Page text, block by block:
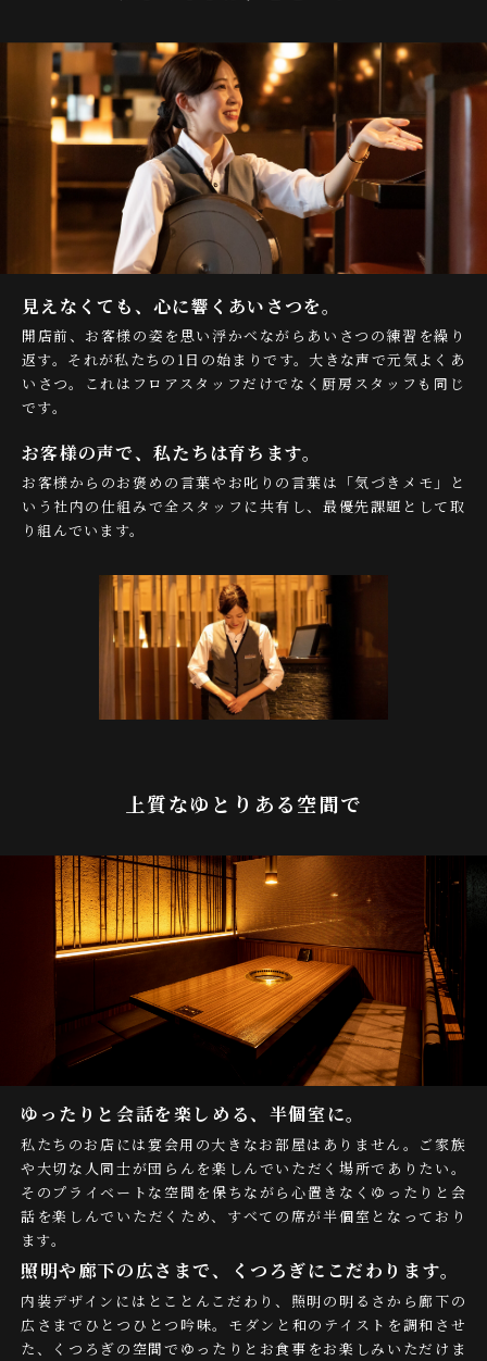
見えなくても、心に響くあいさつを。
開店前、お客様の姿を思い浮かべながらあいさつの練習を繰り
返す。それが私たちの1日の始まりです。大きな声で元気よくあ
いさつ。これはフロアスタッフだけでなく厨房スタッフも同じ
です。
お客様の声で、私たちは育ちます。
お客様からのお褒めの言葉やお叱りの言葉は「気づきメモ」と
いう社内の仕組みで全スタッフに共有し、最優先課題として取
り組んでいます。
上質なゆとりある空間で
ゆったりと会話を楽しめる、半個室に。
私たちのお店には宴会用の大きなお部屋はありません。ご家族
や大切な人同士が団らんを楽しんでいただく場所でありたい。
そのプライベートな空間を保ちながら心置きなくゆったりと会
話を楽しんでいただくため、すべての席が半個室となっており
ます。
照明や廊下の広さまで、くつろぎにこだわります。
内装デザインにはとことんこだわり、照明の明るさから廊下の
広さまでひとつひとつ吟味。モダンと和のテイストを調和させ
た、くつろぎの空間でゆったりとお食事をお楽しみいただけま